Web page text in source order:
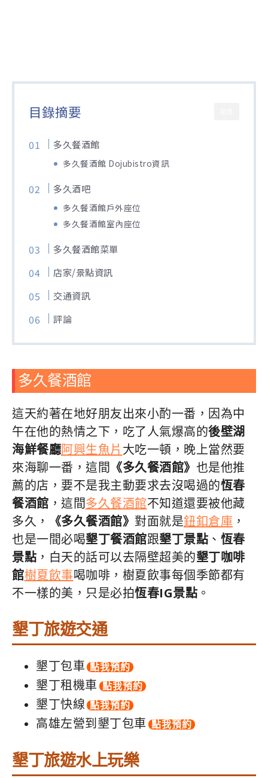
目錄摘要
多久餐酒館
多久餐酒館 Dojubistro資訊
多久酒吧
多久餐酒館戶外座位
多久餐酒館室內座位
多久餐酒館菜單
店家/景點資訊
交通資訊
評論
多久餐酒館
這天約著在地好朋友出來小酌一番，因為中
午在他的熱情之下，吃了人氣爆高的後壁湖
海鮮餐廳阿興生魚片 大吃一頓，晚上當然要
來海聊一番，這間 《多久餐酒館》 也是他推
薦的店，要不是我主動要求去沒喝過的恆春
餐酒館 ，這間多久餐酒館不知道還要被他藏
多久，
《多久餐酒館》 對面就是鈕釦倉庫 ，
也是一間必喝墾丁餐酒館跟墾丁景點 、 恆春
景點 ，白天的話可以去隔壁超美的墾丁咖啡
館樹夏飲事喝咖啡，樹夏飲事每個季節都有
不一樣的美，只是必拍恆春IG景點 。
墾丁旅遊交通
墾丁包車 點我預約
墾丁租機車 點我預約
墾丁快線 點我預約
高雄左營到墾丁包車 點我預約
墾丁旅遊水上玩樂